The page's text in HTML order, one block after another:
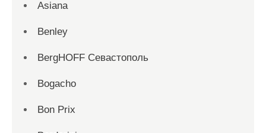
Asiana
Benley
BergHOFF Севастополь
Bogacho
Bon Prix